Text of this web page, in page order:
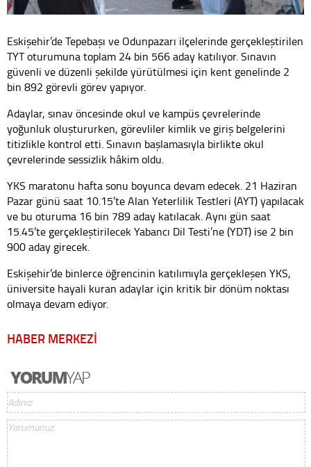
Eskişehir’de Tepebaşı ve Odunpazarı ilçelerinde gerçekleştirilen
TYT oturumuna toplam 24 bin 566 aday katılıyor. Sınavın
güvenli ve düzenli şekilde yürütülmesi için kent genelinde 2
bin 892 görevli görev yapıyor.
Adaylar, sınav öncesinde okul ve kampüs çevrelerinde
yoğunluk oluştururken, görevliler kimlik ve giriş belgelerini
titizlikle kontrol etti. Sınavın başlamasıyla birlikte okul
çevrelerinde sessizlik hâkim oldu.
YKS maratonu hafta sonu boyunca devam edecek. 21 Haziran
Pazar günü saat 10.15’te Alan Yeterlilik Testleri (AYT) yapılacak
ve bu oturuma 16 bin 789 aday katılacak. Aynı gün saat
15.45’te gerçekleştirilecek Yabancı Dil Testi’ne (YDT) ise 2 bin
900 aday girecek.
Eskişehir’de binlerce öğrencinin katılımıyla gerçekleşen YKS,
üniversite hayali kuran adaylar için kritik bir dönüm noktası
olmaya devam ediyor.
HABER MERKEZİ